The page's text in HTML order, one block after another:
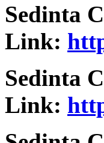
Sedinta
Link:
Sedinta
Link: